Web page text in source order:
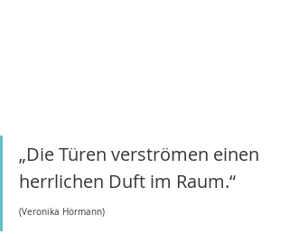
„Die Türen verströmen einen
herrlichen Duft im Raum.“
(Veronika Hörmann)